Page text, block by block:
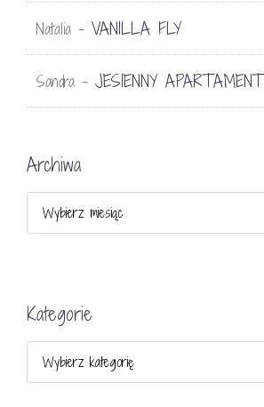
Natalia - VANILLA FLY
Sandra - JESIENNY APARTAMENT
Archiwa
Kategorie